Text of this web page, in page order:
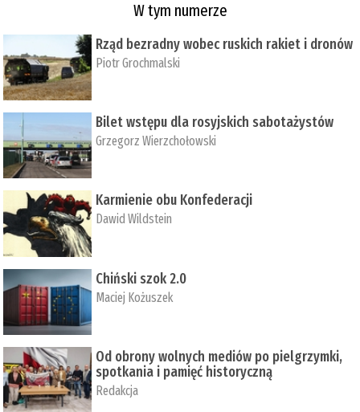
W tym numerze
Rząd bezradny wobec ruskich rakiet i dronów
Piotr Grochmalski
Bilet wstępu dla rosyjskich sabotażystów
Grzegorz Wierzchołowski
Karmienie obu Konfederacji
Dawid Wildstein
Chiński szok 2.0
Maciej Kożuszek
Od obrony wolnych mediów po pielgrzymki,
spotkania i pamięć historyczną
Redakcja